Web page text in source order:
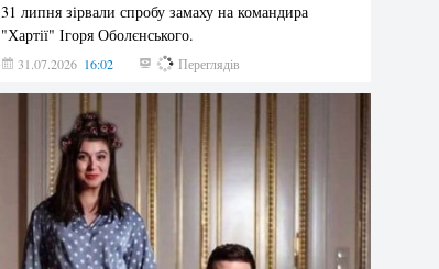
31 липня зірвали спробу замаху на командира
"Хартії" Ігоря Оболєнського.
31.07.2026 16:02 190 Переглядів